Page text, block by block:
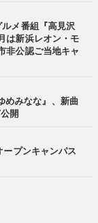
ルメ番組『高見沢
は新浜レオン・モ
非公認ご当地キャ
めみなな』、新曲
開
プンキャンパス